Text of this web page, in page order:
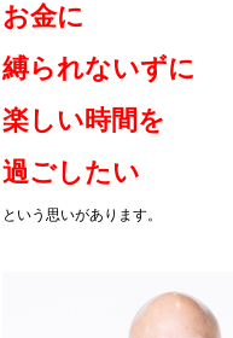
お金に
縛られないずに
楽しい時間を
過ごしたい
という思いがあります。